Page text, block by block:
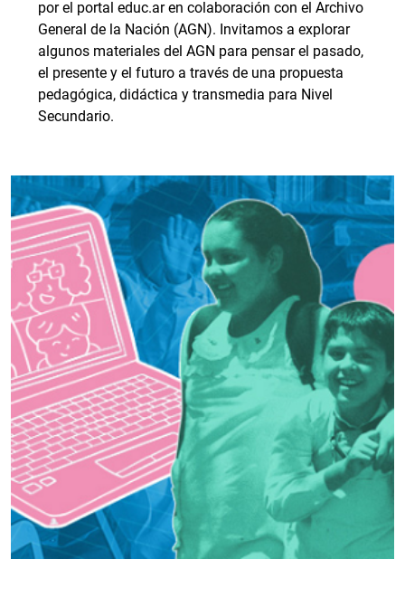
por el portal educ.ar en colaboración con el Archivo
General de la Nación (AGN). Invitamos a explorar
algunos materiales del AGN para pensar el pasado,
el presente y el futuro a través de una propuesta
pedagógica, didáctica y transmedia para Nivel
Secundario.